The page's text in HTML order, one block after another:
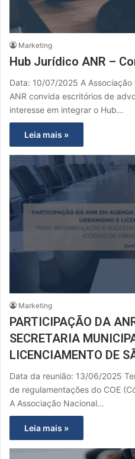
Marketing
Hub Jurídico ANR –
Data: 10/07/2025 A
ANR convida escritórios de
interesse em integrar o Hub…
Leia mais »
Marketing
PARTICIPAÇÃO DA
SECRETARIA
LICENCIAMENTO DE
Data da reunião: 13/06/2025
de regulamentações do COE
A Associação Nacional…
Leia mais »